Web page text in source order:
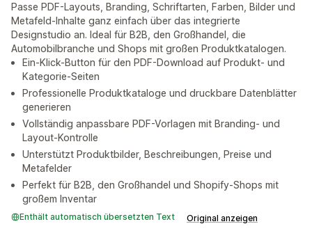
Passe PDF-Layouts, Branding, Schriftarten, Farben, Bilder und
Metafeld-Inhalte ganz einfach über das integrierte
Designstudio an. Ideal für B2B, den Großhandel, die
Automobilbranche und Shops mit großen Produktkatalogen.
Ein-Klick-Button für den PDF-Download auf Produkt- und
Kategorie-Seiten
Professionelle Produktkataloge und druckbare Datenblätter
generieren
Vollständig anpassbare PDF-Vorlagen mit Branding- und
Layout-Kontrolle
Unterstützt Produktbilder, Beschreibungen, Preise und
Metafelder
Perfekt für B2B, den Großhandel und Shopify-Shops mit
großem Inventar
Enthält automatisch übersetzten Text Original anzeigen